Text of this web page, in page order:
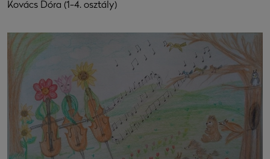
Kovács Dóra (1-4. osztály)